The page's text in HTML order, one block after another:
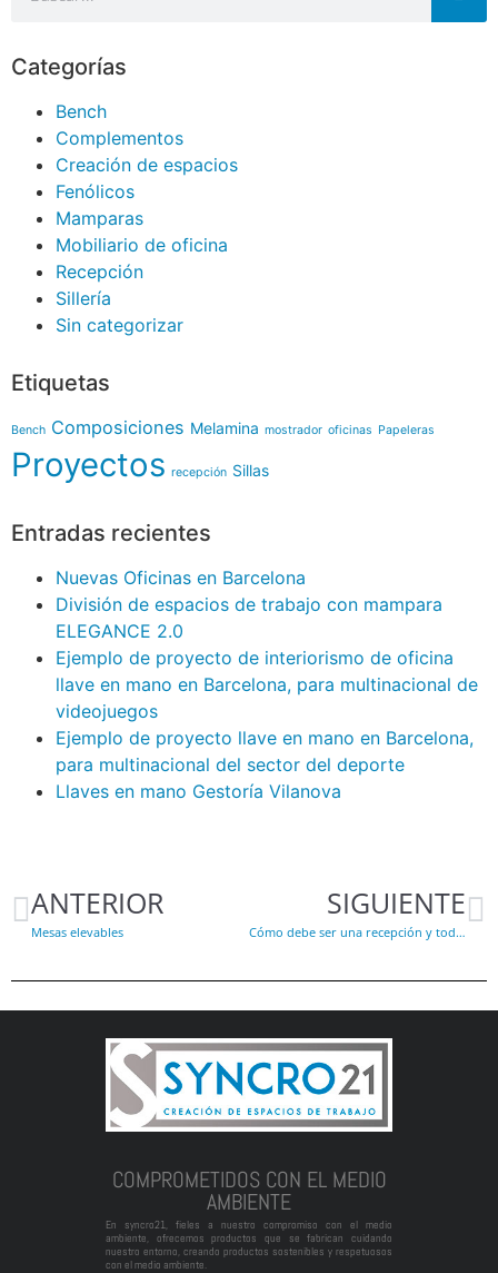
Categorías
Bench
Complementos
Creación de espacios
Fenólicos
Mamparas
Mobiliario de oficina
Recepción
Sillería
Sin categorizar
Etiquetas
Bench Composiciones Melamina mostrador oficinas Papeleras
Proyectos recepción Sillas
Entradas recientes
Nuevas Oficinas en Barcelona
División de espacios de trabajo con mampara
ELEGANCE 2.0
Ejemplo de proyecto de interiorismo de oficina
llave en mano en Barcelona, para multinacional de
videojuegos
Ejemplo de proyecto llave en mano en Barcelona,
para multinacional del sector del deporte
Llaves en mano Gestoría Vilanova
ANTERIOR
Mesas elevables
SIGUIENTE
Cómo debe ser una recepción y todo lo que cuenta de ti.
COMPROMETIDOS CON EL MEDIO
AMBIENTE
En syncro21, fieles a nuestro compromiso con el medio
ambiente, ofrecemos productos que se fabrican cuidando
nuestro entorno, creando productos sostenibles y respetuosos
con el medio ambiente.